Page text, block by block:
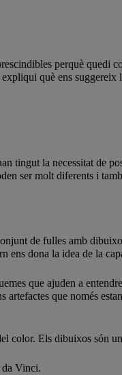
perquè quedi
què ens
tingut la necessitat
ser molt diferents i
de fulles amb
ens dona la idea de la
que ajuden a
artefactes que només
color. Els dibuixos són
da Vinci.